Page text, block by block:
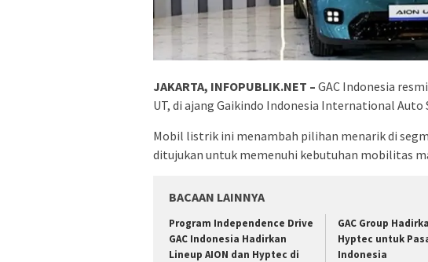
JAKARTA, INFOPUBLIK.NET – GAC Indonesia
UT, di ajang Gaikindo Indonesia International Auto
Mobil listrik ini menambah pilihan menarik di
ditujukan untuk memenuhi kebutuhan mobilitas
BACAAN LAINNYA
Program Independence Drive
GAC Indonesia Hadirkan
Lineup AION dan Hyptec di
GAC Group
Hyptec untuk
Indonesia